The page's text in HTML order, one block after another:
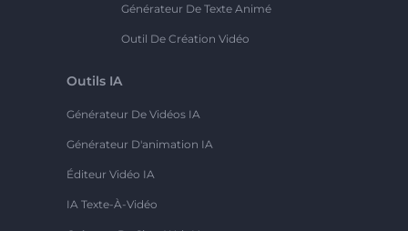
Générateur De Texte Animé
Outil De Création Vidéo
Outils IA
Générateur De Vidéos IA
Générateur D'animation IA
Éditeur Vidéo IA
IA Texte-À-Vidéo